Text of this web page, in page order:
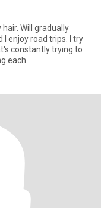
Will gradually
I enjoy road trips. I try
constantly trying to
each